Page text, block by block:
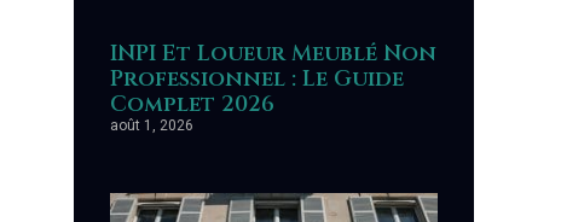
INPI Et Loueur Meublé Non
Professionnel : Le Guide
Complet 2026
août 1, 2026